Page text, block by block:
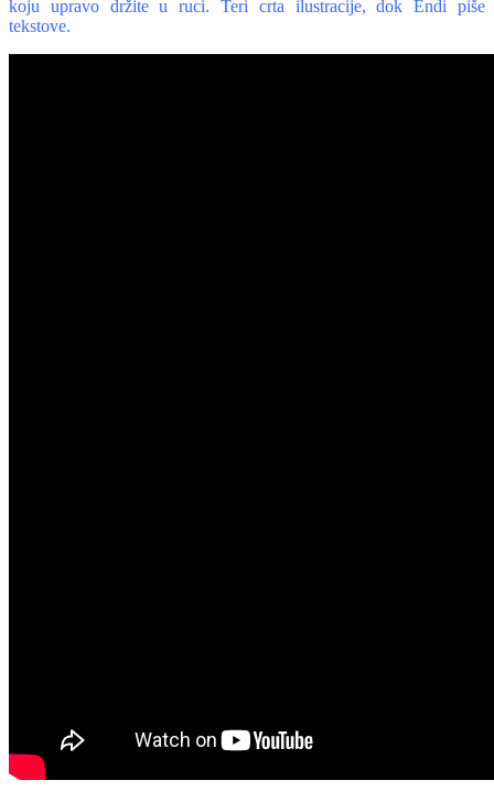
koju upravo držite u ruci. Teri crta ilustracije, dok Endi piše
tekstove.